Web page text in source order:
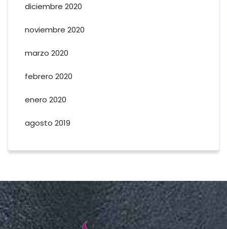
diciembre 2020
noviembre 2020
marzo 2020
febrero 2020
enero 2020
agosto 2019